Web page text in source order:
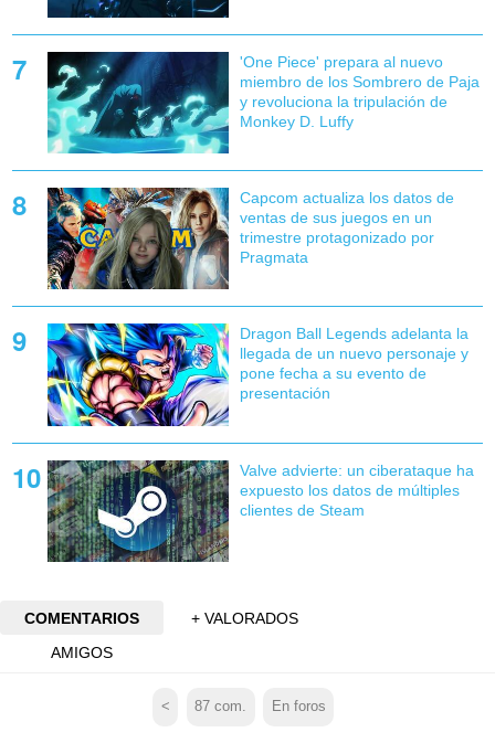
'One Piece' prepara al nuevo
miembro de los Sombrero de Paja
y revoluciona la tripulación de
Monkey D. Luffy
Capcom actualiza los datos de
ventas de sus juegos en un
trimestre protagonizado por
Pragmata
Dragon Ball Legends adelanta la
llegada de un nuevo personaje y
pone fecha a su evento de
presentación
Valve advierte: un ciberataque ha
expuesto los datos de múltiples
clientes de Steam
COMENTARIOS
+ VALORADOS
AMIGOS
< 87 com. En foros